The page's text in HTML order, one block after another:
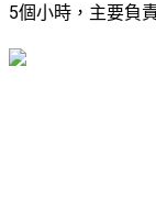
5個小時，主要負